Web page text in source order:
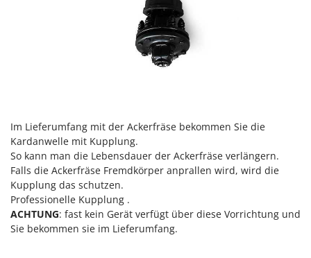
Wein- und Obstpressen
Wein- und Ölschichtenfilter
Wiesenwalzen für Traktor
Z
Zerstäuber
Zinkeneggen
Zubehör für Rasentraktoren
Lampacrescia - MGM
Lisam
Lotusgrill
M
M.A.I.BO.
Macom
Macte Ovens
Im Lieferumfang mit der Ackerfräse bekommen Sie die
Kardanwelle mit Kupplung.
So kann man die Lebensdauer der Ackerfräse verlängern.
Falls die Ackerfräse Fremdkörper anprallen wird, wird die
Kupplung das schutzen.
Professionelle Kupplung .
ACHTUNG: fast kein Gerät verfügt über diese Vorrichtung und
Sie bekommen sie im Lieferumfang.